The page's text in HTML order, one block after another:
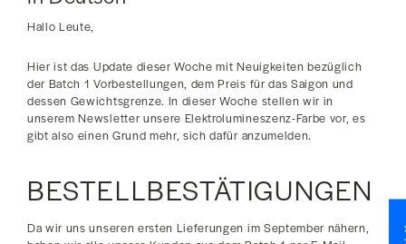
Hallo Leute,
Hier ist das Update dieser Woche mit Neuigkeiten bezüglich
der Batch 1 Vorbestellungen, dem Preis für das Saigon und
dessen Gewichtsgrenze. In dieser Woche stellen wir in
unserem Newsletter unsere Elektrolumineszenz-Farbe vor, es
gibt also einen Grund mehr, sich dafür anzumelden.
BESTELLBESTÄTIGUNGEN
Da wir uns unseren ersten Lieferungen im September nähern,